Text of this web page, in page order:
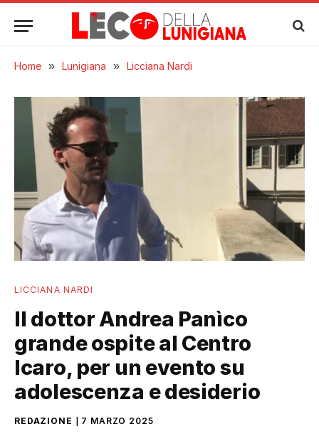
Home » Lunigiana » Licciana Nardi
LICCIANA NARDI
Il dottor Andrea Panìco
grande ospite al Centro
Icaro, per un evento su
adolescenza e desiderio
REDAZIONE 7 MARZO 2025